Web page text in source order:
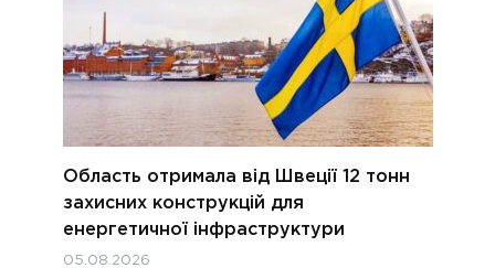
Область отримала від Швеції 12 тонн
захисних конструкцій для
енергетичної інфраструктури
05.08.2026